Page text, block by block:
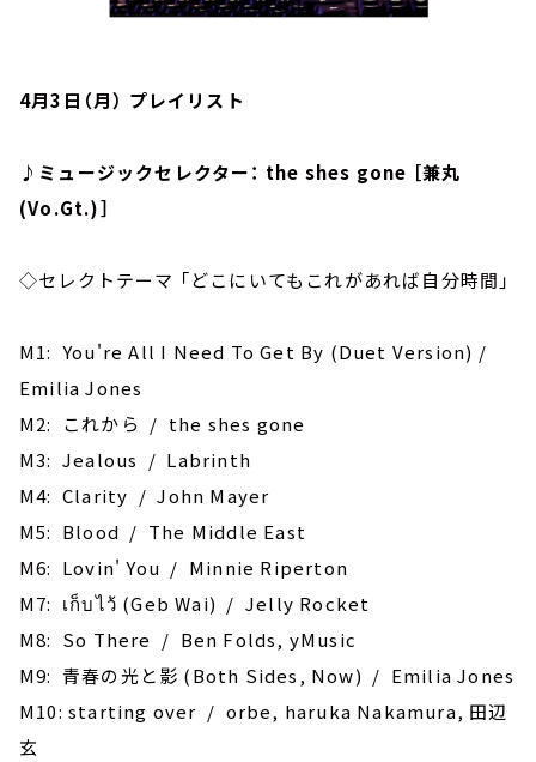
4月3日（月） プレイリスト
♪ミュージックセレクター： the shes gone ［兼丸
(Vo.Gt.)］
◇セレクトテーマ 「どこにいてもこれがあれば自分時間」
M1: You're All I Need To Get By (Duet Version) /
Emilia Jones
M2: これから / the shes gone
M3: Jealous / Labrinth
M4: Clarity / John Mayer
M5: Blood / The Middle East
M6: Lovin' You / Minnie Riperton
M7: เก็บไว้ (Geb Wai) / Jelly Rocket
M8: So There / Ben Folds, yMusic
M9: 青春の光と影 (Both Sides, Now) / Emilia Jones
M10: starting over / orbe, haruka Nakamura, 田辺
玄